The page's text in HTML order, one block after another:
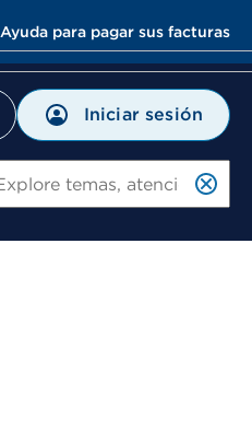
Ayuda para pagar sus facturas
Iniciar sesión